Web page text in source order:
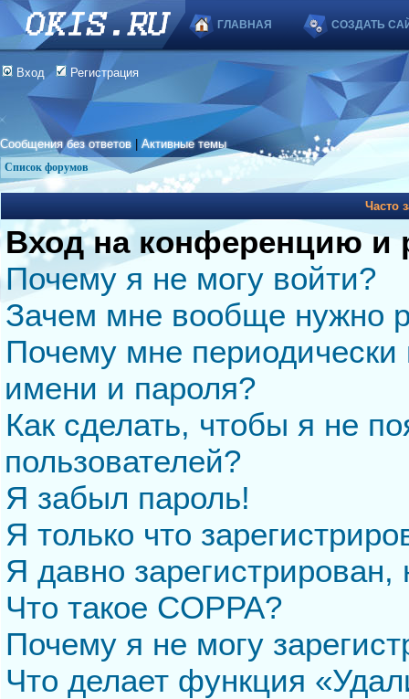
ГЛАВНАЯ СОЗДАТЬ
Вход Регистрация
Сообщения без ответов |Активные темы
Список форумов
Часто
Вход на конференцию и
Почему я не могу войти?
Зачем мне вообще нужно
Почему мне периодически
имени и пароля?
Как сделать, чтобы я не
пользователей?
Я забыл пароль!
Я только что
Я давно
Что такое COPPA?
Почему я не могу
Что делает функция